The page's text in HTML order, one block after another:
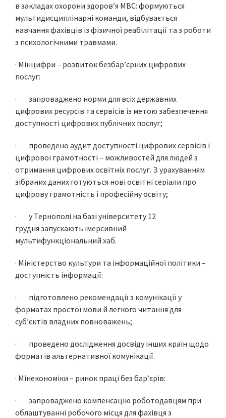
в закладах охорони здоров’я МВС: формуються
мультидисциплінарні команди, відбувається
навчання фахівців із фізичної реабілітації та з роботи
з психологічними травмами.
· Мінцифри – розвиток безбар’єрних цифрових
послуг:
· запроваджено норми для всіх державних
цифрових ресурсів та сервісів із метою забезпечення
доступності цифрових публічних послуг;
· проведено аудит доступності цифрових сервісів і
цифрової грамотності – можливостей для людей з
отримання цифрових освітніх послуг. З урахуванням
зібраних даних готуються нові освітні серіали про
цифрову грамотність і професійну освіту;
· у Тернополі на базі університету 12
грудня запускають імерсивний
мультифункціональний хаб.
· Міністерство культури та інформаційної політики –
доступність інформації:
· підготовлено рекомендації з комунікації у
форматах простої мови й легкого читання для
суб’єктів владних повноважень;
· проведено дослідження досвіду інших країн щодо
форматів альтернативної комунікації.
· Мінекономіки – ринок праці без бар’єрів:
· запроваджено компенсацію роботодавцям при
облаштуванні робочого місця для фахівця з